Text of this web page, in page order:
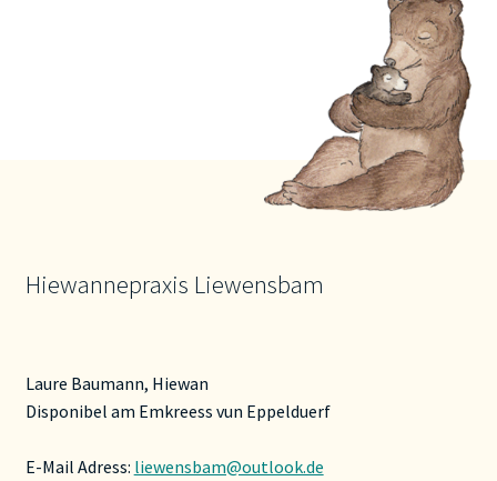
Hiewannepraxis Liewensbam
Laure Baumann, Hiewan
Disponibel am Emkreess vun Eppelduerf
E-Mail Adress: liewensbam@outlook.de